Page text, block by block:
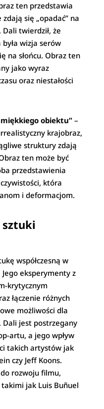
ten przedstawia
się „opadać” na
twierdził, że
wizja serów
na słońcu. Obraz ten
jako wyraz
oraz niestałości
obiektu”–
krajobraz,
struktury zdają
ten może być
przedstawienia
która
i deformacjom.
współczesną w
eksperymenty z
krytycznym
łączenie różnych
możliwości dla
jest postrzegany
artu, a jego wpływ
takich artystów jak
czy Jeff Koons.
rozwoju filmu,
jak Luis Buñuel